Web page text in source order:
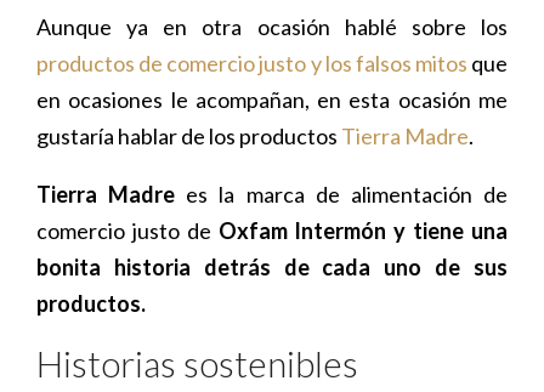
Aunque ya en otra ocasión hablé sobre los
productos de comercio justo y los falsos mitos que
en ocasiones le acompañan, en esta ocasión me
gustaría hablar de los productos Tierra Madre.
Tierra Madre es la marca de alimentación de
comercio justo de Oxfam Intermón y tiene una
bonita historia detrás de cada uno de sus
productos.
Historias sostenibles